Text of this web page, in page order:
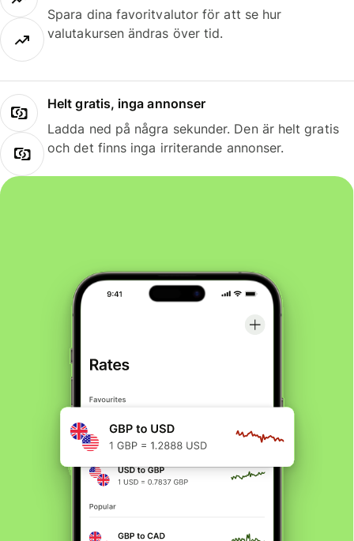
Spara dina favoritvalutor för att se hur
valutakursen ändras över tid.
Helt gratis, inga annonser
Ladda ned på några sekunder. Den är helt gratis
och det finns inga irriterande annonser.